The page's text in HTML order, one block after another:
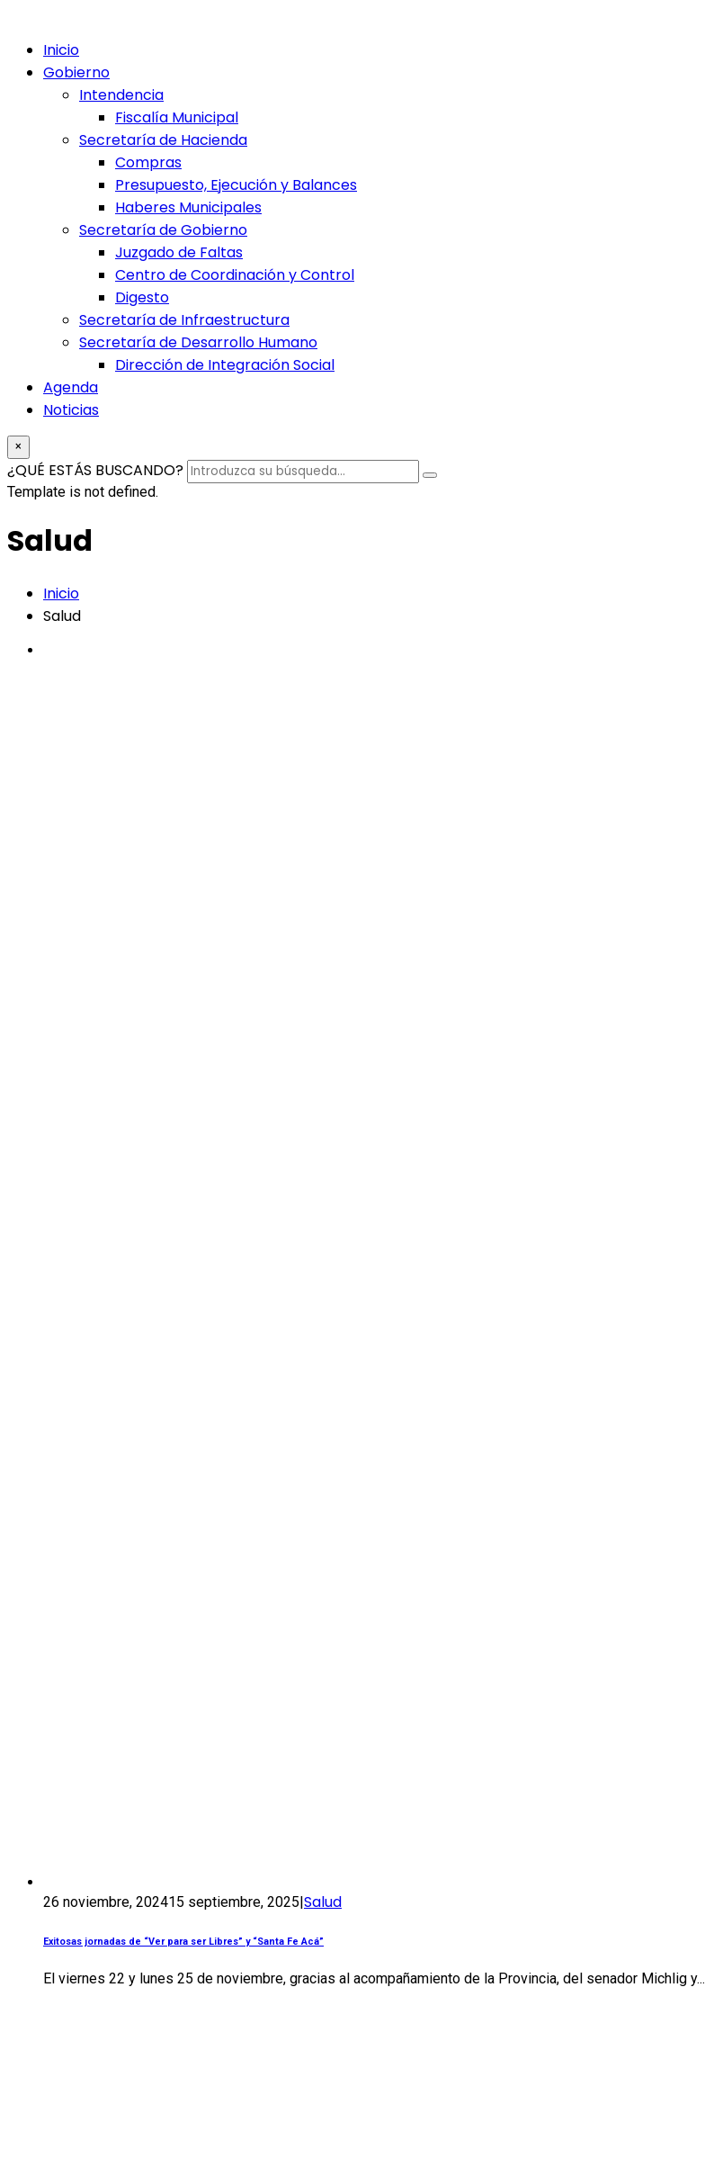
Inicio
Gobierno
Intendencia
Fiscalía Municipal
Secretaría de Hacienda
Compras
Presupuesto, Ejecución y Balances
Haberes Municipales
Secretaría de Gobierno
Juzgado de Faltas
Centro de Coordinación y Control
Digesto
Secretaría de Infraestructura
Secretaría de Desarrollo Humano
Dirección de Integración Social
Agenda
Noticias
×
¿QUÉ ESTÁS BUSCANDO?
Template is not defined.
Salud
Inicio
Salud
26 noviembre, 202415 septiembre, 2025|Salud
Exitosas jornadas de “Ver para ser Libres” y “Santa Fe Acá”
El viernes 22 y lunes 25 de noviembre, gracias al acompañamiento de la Provincia, del senador Michlig y...